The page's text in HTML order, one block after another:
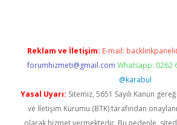
Reklam ve İletişim: E-mail:
forumhizmeti@gmail.com Whatsapp: 0262
@karabul
Yasal Uyarı: Sitemiz, 5651 Sayılı Kanun
ve İletişim Kurumu (BTK) tarafından
olarak hizmet vermektedir. Bu nedenle,